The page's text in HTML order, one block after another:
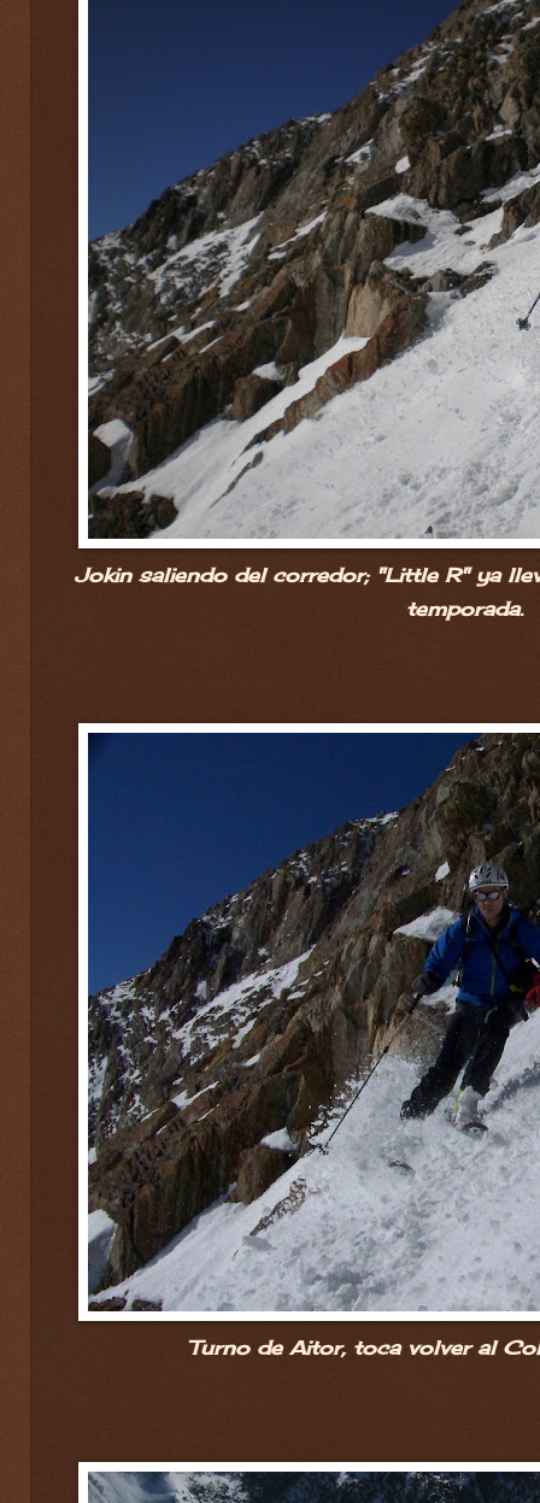
Jokin saliendo del corredor; "Little R" ya
temporada.
Turno de Aitor, toca volver al